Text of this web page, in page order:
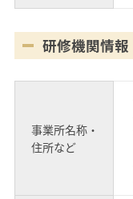
研修機関情報
事業所名称・
住所など